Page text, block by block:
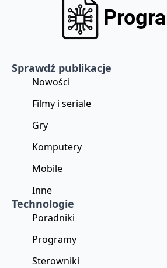
Sprawdź publikacje
Nowości
Filmy i seriale
Gry
Komputery
Mobile
Inne
Technologie
Poradniki
Programy
Sterowniki